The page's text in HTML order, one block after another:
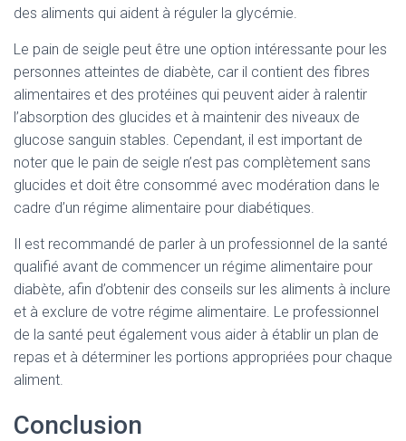
des aliments qui aident à réguler la glycémie.
Le pain de seigle peut être une option intéressante pour les
personnes atteintes de diabète, car il contient des fibres
alimentaires et des protéines qui peuvent aider à ralentir
l’absorption des glucides et à maintenir des niveaux de
glucose sanguin stables. Cependant, il est important de
noter que le pain de seigle n’est pas complètement sans
glucides et doit être consommé avec modération dans le
cadre d’un régime alimentaire pour diabétiques.
Il est recommandé de parler à un professionnel de la santé
qualifié avant de commencer un régime alimentaire pour
diabète, afin d’obtenir des conseils sur les aliments à inclure
et à exclure de votre régime alimentaire. Le professionnel
de la santé peut également vous aider à établir un plan de
repas et à déterminer les portions appropriées pour chaque
aliment.
Conclusion